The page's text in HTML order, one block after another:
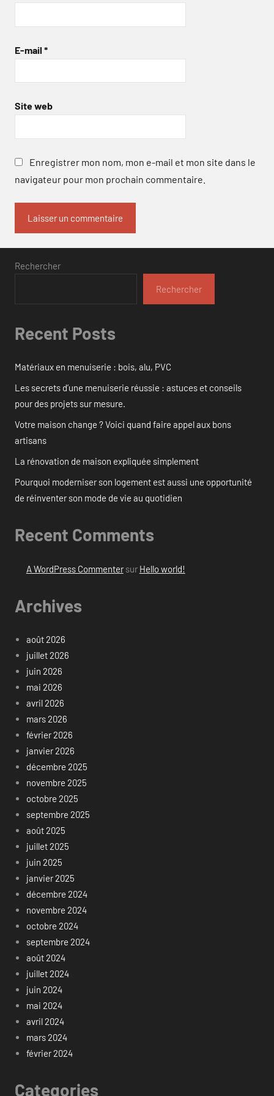
E-mail *
Site web
Enregistrer mon nom, mon e-mail et mon site dans le
navigateur pour mon prochain commentaire.
Rechercher
Rechercher
Recent Posts
Matériaux en menuiserie : bois, alu, PVC
Les secrets d’une menuiserie réussie : astuces et conseils
pour des projets sur mesure.
Votre maison change ? Voici quand faire appel aux bons
artisans
La rénovation de maison expliquée simplement
Pourquoi moderniser son logement est aussi une opportunité
de réinventer son mode de vie au quotidien
Recent Comments
A WordPress Commentersur Hello world!
Archives
août 2026
juillet 2026
juin 2026
mai 2026
avril 2026
mars 2026
février 2026
janvier 2026
décembre 2025
novembre 2025
octobre 2025
septembre 2025
août 2025
juillet 2025
juin 2025
janvier 2025
décembre 2024
novembre 2024
octobre 2024
septembre 2024
août 2024
juillet 2024
juin 2024
mai 2024
avril 2024
mars 2024
février 2024
Categories